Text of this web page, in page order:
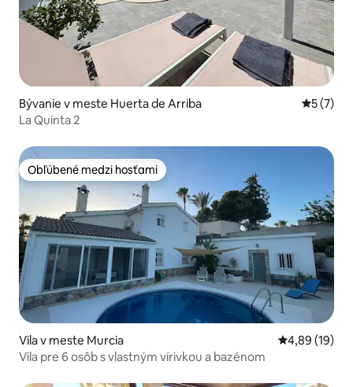
Bývanie v meste Huerta de Arriba
5 (7)
La Quinta 2
Obľúbené medzi hosťami
Obľúbené medzi hosťami
Vila v meste Murcia Priemerné
4,89 (19)
Vila pre 6 osôb s vlastným vírivkou a bazénom